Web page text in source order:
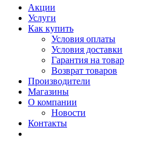
Акции
Услуги
Как купить
Условия оплаты
Условия доставки
Гарантия на товар
Возврат товаров
Производители
Магазины
О компании
Новости
Контакты